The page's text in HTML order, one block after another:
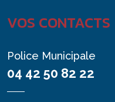
VOS CONTACTS
Police Municipale
04 42 50 82 22